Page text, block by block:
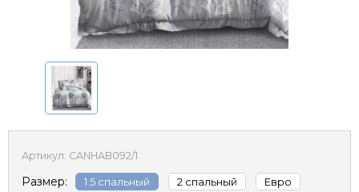
Артикул: CANHAB092/1
Размер: 1.5 спальный 2 спальный
Евро